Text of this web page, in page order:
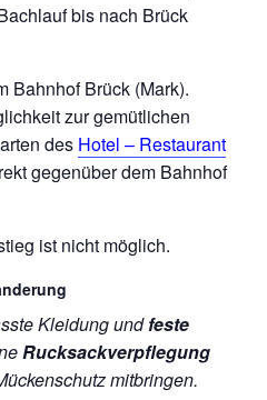
bis nach Brück
Bahnhof Brück (Mark).
zur gemütlichen
des Hotel – Restaurant
gegenüber dem Bahnhof
ist nicht möglich.
Kleidung undfeste
Rucksackverpflegung
mitbringen.